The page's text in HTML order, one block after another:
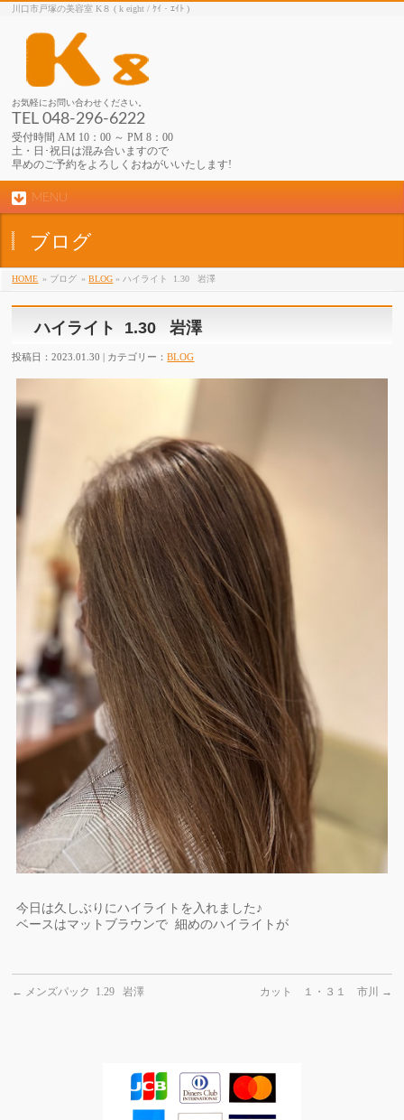
川口市戸塚の美容室 K８ ( k eight / ｹｲ・ｴｲﾄ )
お気軽にお問い合わせください。
TEL 048-296-6222
受付時間 AM 10：00 ～ PM 8：00
土・日･祝日は混み合いますので
早めのご予約をよろしくおねがいいたします!
MENU
ブログ
HOME » ブログ »BLOG » ハイライト 1.30 岩澤
ハイライト 1.30 岩澤
投稿日：2023.01.30 | カテゴリー：BLOG
今日は久しぶりにハイライトを入れました♪
ベースはマットブラウンで 細めのハイライトが
← メンズパック 1.29 岩澤 カット １・３１ 市川 →